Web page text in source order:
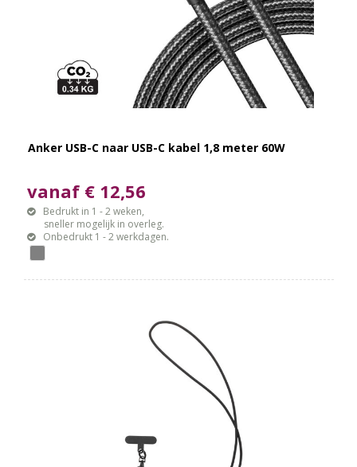
Anker USB-C naar USB-C kabel 1,8 meter 60W
vanaf € 12,56
Bedrukt in 1 - 2 weken,
sneller mogelijk in overleg.
Onbedrukt 1 - 2 werkdagen.